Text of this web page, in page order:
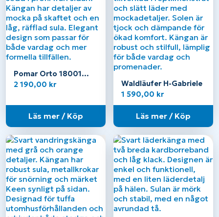
Pomar Orto 18001
svart
2 190,00 kr
Läs mer / Köp
Waldläufer H-Gabriele
1 590,00 kr
Läs mer / Köp